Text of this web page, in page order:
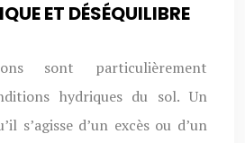
ET DÉSÉQUILIBRE
sont particulièrement
hydriques du sol. Un
s’agisse d’un excès ou d’un